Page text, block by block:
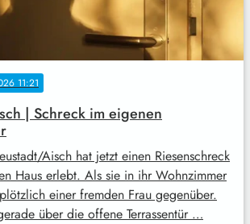
11:21
| Schreck im eigenen
Aisch hat jetzt einen Riesenschreck
Haus erlebt. Als sie in ihr Wohnzimmer
einer fremden Frau gegenüber.
über die offene Terrassentür …